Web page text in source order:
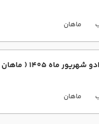
ماهان
ماهان